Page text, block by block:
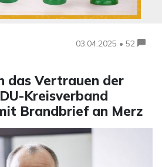
03.04.2025 • 52
das Vertrauen der
Kreisverband
Brandbrief an Merz